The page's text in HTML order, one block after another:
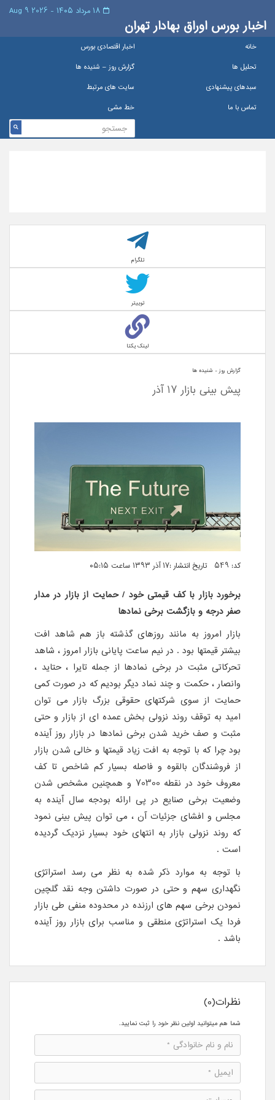
اخبار بورس اوراق بهادار تهران
خانه
اخبار اقتصادی بورس
تحلیل ها
گزارش روز – شنيده ها
سبدهای پیشنهادی
سایت های مرتبط
تماس با ما
خط مشی
تلگرام
توییتر
لینک یکتا
گزارش روز - شنيده ها
پیش بینی بازار 17 آذر
کد: 549 تاریخ انتشار :۱۷ آذر ۱۳۹۳ ساعت ۰۵:۱۵
برخورد بازار با کف قیمتی خود / حمایت از بازار در مدار
صفر درجه و بازگشت برخی نمادها
بازار امروز به مانند روزهای گذشته باز هم شاهد افت
بیشتر قیمتها بود . در نیم ساعت پایانی بازار امروز ، شاهد
تحرکاتی مثبت در برخی نمادها از جمله تایرا ، حتاید ،
وانصار ، حکمت و چند نماد دیگر بودیم که در صورت کمی
حمایت از سوی شرکتهای حقوقی بزرگ بازار می توان
امید به توقف روند نزولی بخش عمده ای از بازار و حتی
مثبت و صف خرید شدن برخی نمادها در بازار روز آینده
بود چرا که با توجه به افت زیاد قیمتها و خالی شدن بازار
از فروشندگان بالقوه و فاصله بسیار کم شاخص تا کف
معروف خود در نقطه 70300 و همچنین مشخص شدن
وضعیت برخی صنایع در پی ارائه بودجه سال آینده به
مجلس و افشای جزئیات آن ، می توان پیش بینی نمود
که روند نزولی بازار به انتهای خود بسیار نزدیک گردیده
است .
با توجه به موارد ذکر شده به نظر می رسد استراتژی
نگهداری سهم و حتی در صورت داشتن وجه نقد گلچین
نمودن برخی سهم های ارزنده در محدوده منفی طی بازار
فردا یک استراتژی منطقی و مناسب برای بازار روز آینده
باشد .
نظرات(0)
شما هم میتوانید اولین نظر خود را ثبت نمایید.